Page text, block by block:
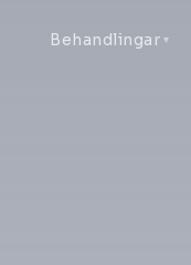
Behandlingar